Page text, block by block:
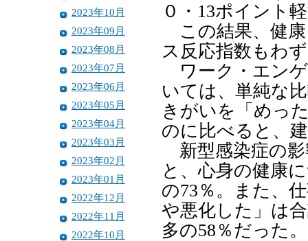
2023年10月
2023年09月
2023年08月
2023年07月
2023年06月
2023年05月
2023年04月
2023年03月
2023年02月
2023年01月
2022年12月
2022年11月
2022年10月
０・13ポイント
この結果、健康
ス反応指数もわ
ワーク・エン
いては、単純な
きがいを「めっ
のに比べると、
新型感染症の影
と、心身の健康
の73％。また、
や悪化した」は
多の58％だった。